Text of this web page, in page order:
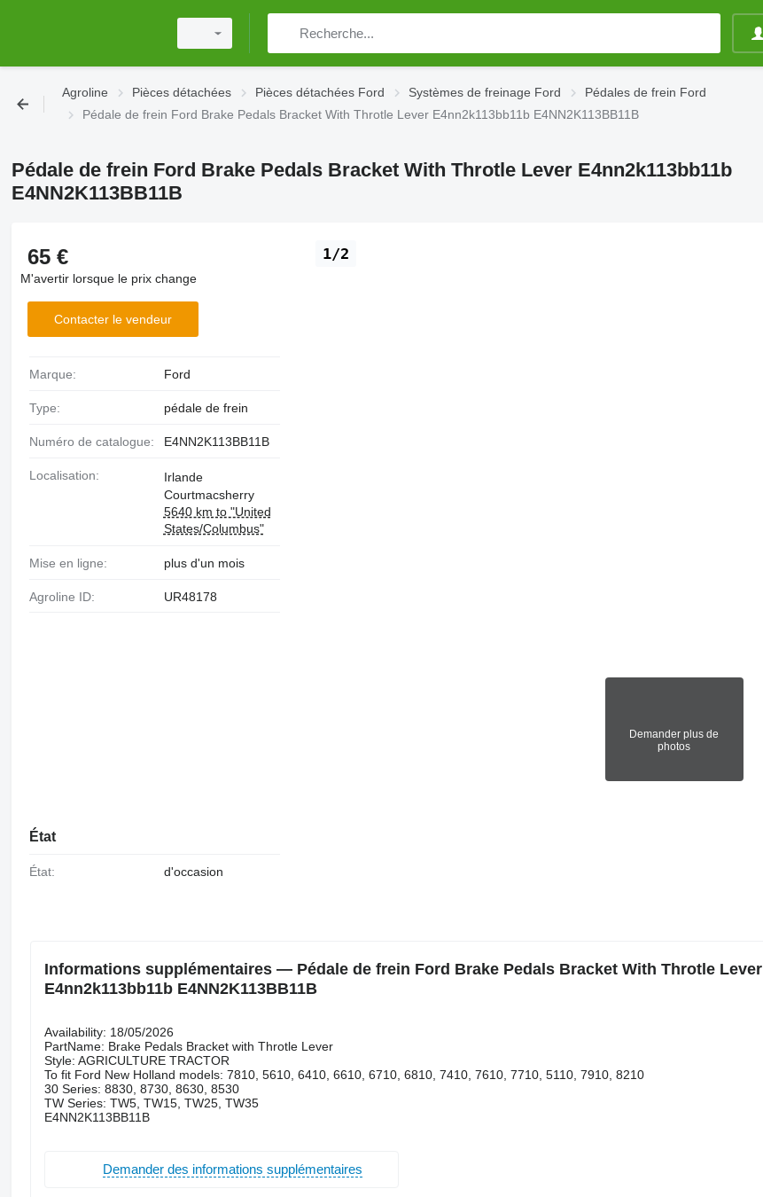
Agroline Pièces détachées Pièces détachées Ford Systèmes de freinage Ford
Pédales de frein Ford
Pédale de frein Ford Brake Pedals Bracket With Throtle Lever E4nn2k113bb11b E4NN2K113BB11B
Pédale de frein Ford Brake Pedals Bracket With Throtle Lever E4nn2k113bb11b
E4NN2K113BB11B
Demander plus de
photos
1/2
65 €
M'avertir lorsque le prix change
Contacter le vendeur
Marque: Ford
Type: pédale de frein
Numéro de catalogue: E4NN2K113BB11B
Localisation:
Irlande
Courtmacsherry
5640 km to "United
States/Columbus"
Mise en ligne: plus d'un mois
Agroline ID: UR48178
État
État: d'occasion
Informations supplémentaires — Pédale de frein Ford Brake Pedals Bracket With Throtle Lever
E4nn2k113bb11b E4NN2K113BB11B
Availability: 18/05/2026
PartName: Brake Pedals Bracket with Throtle Lever
Style: AGRICULTURE TRACTOR
To fit Ford New Holland models: 7810, 5610, 6410, 6610, 6710, 6810, 7410, 7610, 7710, 5110, 7910, 8210
30 Series: 8830, 8730, 8630, 8530
TW Series: TW5, TW15, TW25, TW35
E4NN2K113BB11B
Demander des informations supplémentaires